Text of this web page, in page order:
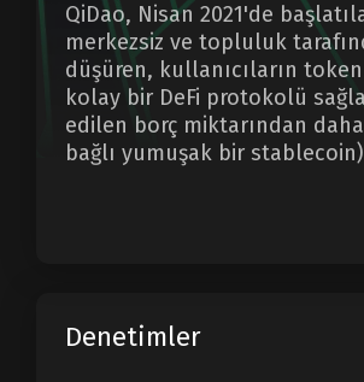
QiDao, Nisan 2021'de
merkezsiz ve topluluk
düşüren, kullanıcıların
kolay bir DeFi protokolü
edilen borç miktarından
bağlı yumuşak bir
Denetimler